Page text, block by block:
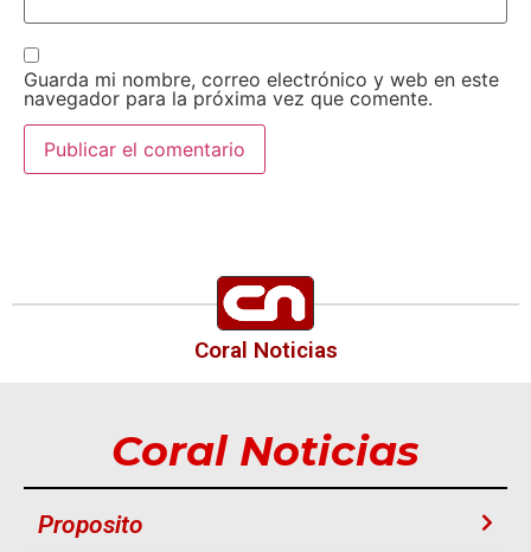
Guarda mi nombre, correo electrónico y web en este
navegador para la próxima vez que comente.
Coral Noticias
Coral Noticias
Proposito